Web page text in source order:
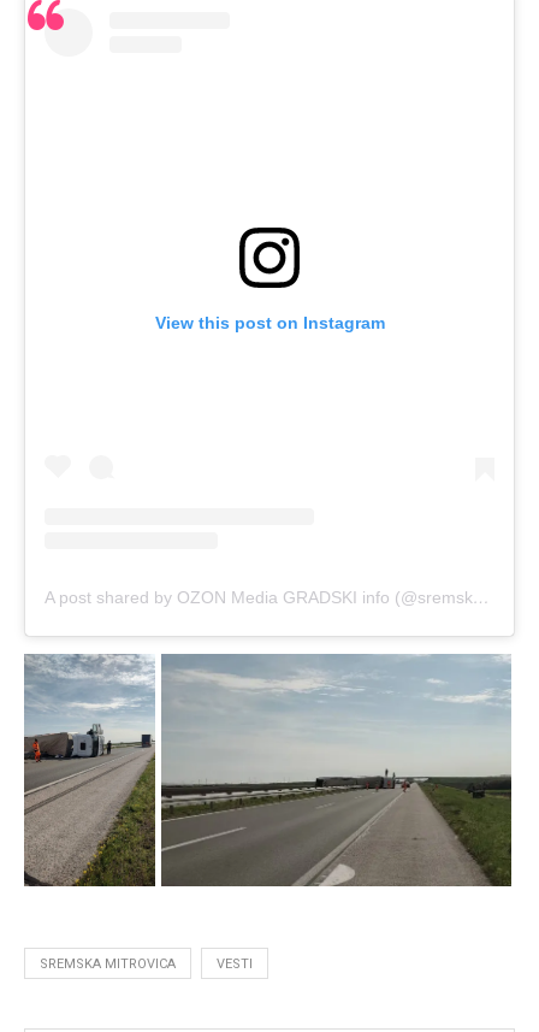
View this post on Instagram
A post shared by OZON Media GRADSKI info (@sremskamitrovica.ozon)
SREMSKA MITROVICA VESTI